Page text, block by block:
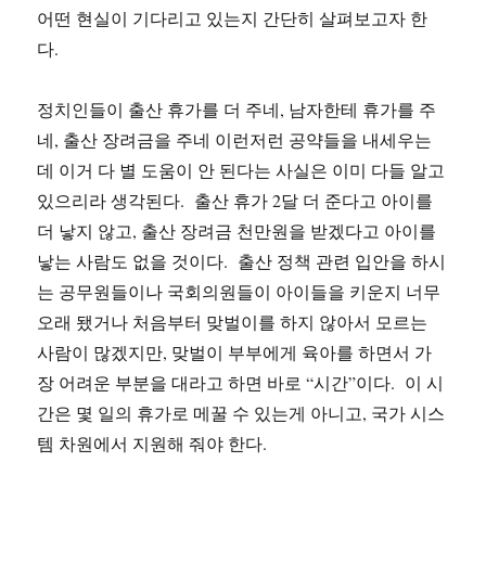
어떤 현실이 기다리고 있는지 간단히 살펴보고자 한
다.
정치인들이 출산 휴가를 더 주네, 남자한테 휴가를 주
네, 출산 장려금을 주네 이런저런 공약들을 내세우는
데 이거 다 별 도움이 안 된다는 사실은 이미 다들 알고
있으리라 생각된다. 출산 휴가 2달 더 준다고 아이를
더 낳지 않고, 출산 장려금 천만원을 받겠다고 아이를
낳는 사람도 없을 것이다. 출산 정책 관련 입안을 하시
는 공무원들이나 국회의원들이 아이들을 키운지 너무
오래 됐거나 처음부터 맞벌이를 하지 않아서 모르는
사람이 많겠지만, 맞벌이 부부에게 육아를 하면서 가
장 어려운 부분을 대라고 하면 바로 “시간”이다. 이 시
간은 몇 일의 휴가로 메꿀 수 있는게 아니고, 국가 시스
템 차원에서 지원해 줘야 한다.